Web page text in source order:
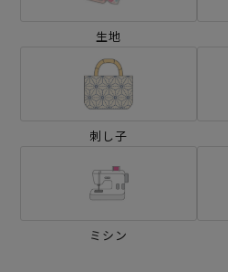
生地
刺し子
ミシン